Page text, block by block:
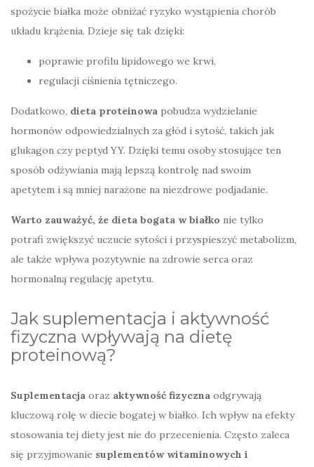
spożycie białka może obniżać ryzyko wystąpienia chorób
układu krążenia. Dzieje się tak dzięki:
poprawie profilu lipidowego we krwi,
regulacji ciśnienia tętniczego.
Dodatkowo, dieta proteinowa pobudza wydzielanie
hormonów odpowiedzialnych za głód i sytość, takich jak
glukagon czy peptyd YY. Dzięki temu osoby stosujące ten
sposób odżywiania mają lepszą kontrolę nad swoim
apetytem i są mniej narażone na niezdrowe podjadanie.
Warto zauważyć, że dieta bogata w białko nie tylko
potrafi zwiększyć uczucie sytości i przyspieszyć metabolizm,
ale także wpływa pozytywnie na zdrowie serca oraz
hormonalną regulację apetytu.
Jak suplementacja i aktywność
fizyczna wpływają na dietę
proteinową?
Suplementacja oraz aktywność fizyczna odgrywają
kluczową rolę w diecie bogatej w białko. Ich wpływ na efekty
stosowania tej diety jest nie do przecenienia. Często zaleca
się przyjmowanie suplementów witaminowych i